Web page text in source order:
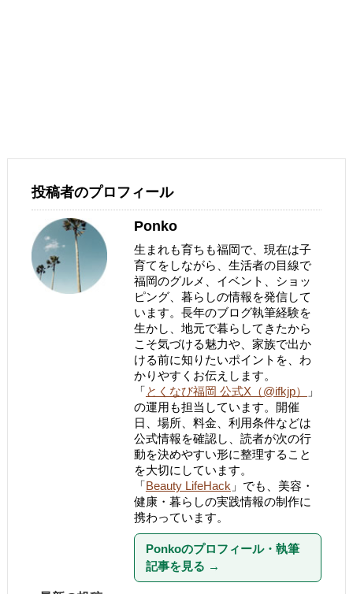
投稿者のプロフィール
Ponko
生まれも育ちも福岡で、現在は子
育てをしながら、生活者の目線で
福岡のグルメ、イベント、ショッ
ピング、暮らしの情報を発信して
います。長年のブログ執筆経験を
生かし、地元で暮らしてきたから
こそ気づける魅力や、家族で出か
ける前に知りたいポイントを、わ
かりやすくお伝えします。
「 とくなび福岡 公式X（@ifkjp）
」
の運用も担当しています。開催
日、場所、料金、利用条件などは
公式情報を確認し、読者が次の行
動を決めやすい形に整理すること
を大切にしています。
「 Beauty LifeHack」でも、美容・
健康・暮らしの実践情報の制作に
携わっています。
Ponkoのプロフィール・執筆
記事を見る →